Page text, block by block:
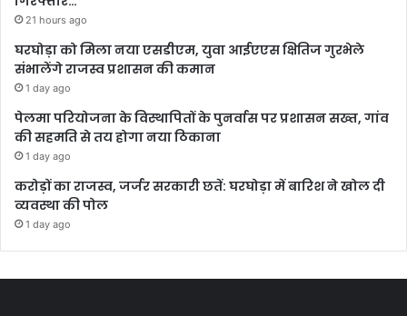
21 hours ago
घरघोड़ा को मिला नया एसडीएम, युवा आईएएस क्षितिज गुरभेले
संभालेंगे राजस्व प्रशासन की कमान
1 day ago
पेलमा परियोजना के विस्थापितों के पुनर्वास पर प्रशासन सख्त, गांव
की सहमति से तय होगा नया ठिकाना
1 day ago
करोड़ों का राजस्व, जर्जर सरकारी छतें: घरघोड़ा में बारिश ने खोल दी
व्यवस्था की पोल
1 day ago